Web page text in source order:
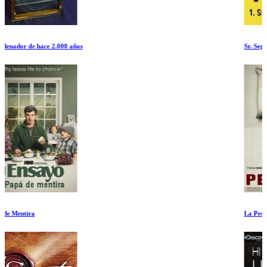
Sr. Seguridad Social
La Pesadilla